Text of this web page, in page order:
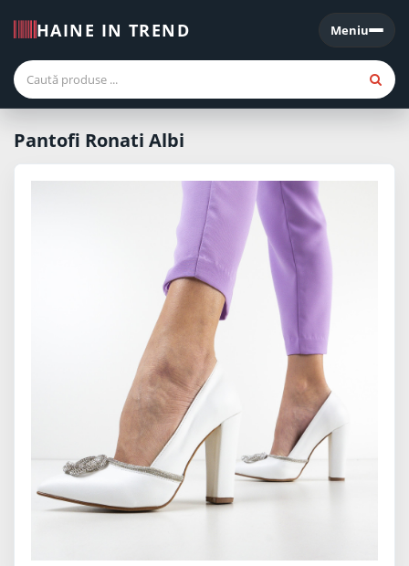
HAINE IN TREND Meniu
Meniu
Pantofi Ronati Albi